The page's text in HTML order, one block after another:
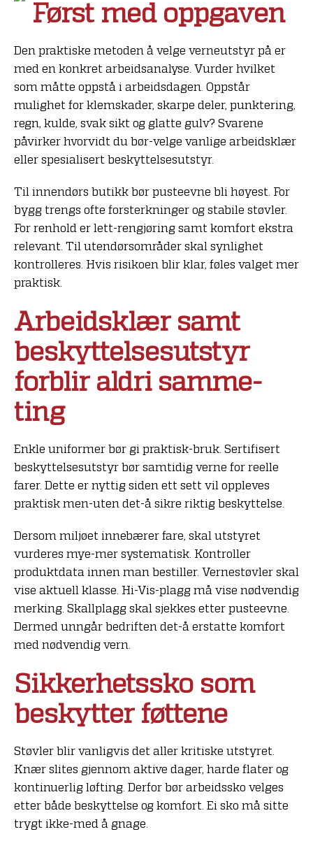
Først med oppgaven
Den praktiske metoden å velge verneutstyr på er
med en konkret arbeidsanalyse. Vurder hvilket
som måtte oppstå i arbeidsdagen. Oppstår
mulighet for klemskader, skarpe deler, punktering,
regn, kulde, svak sikt og glatte gulv? Svarene
påvirker hvorvidt du bør-velge vanlige arbeidsklær
eller spesialisert beskyttelsesutstyr.
Til innendørs butikk bør pusteevne bli høyest. For
bygg trengs ofte forsterkninger og stabile støvler.
For renhold er lett-rengjøring samt komfort ekstra
relevant. Til utendørsområder skal synlighet
kontrolleres. Hvis risikoen blir klar, føles valget mer
praktisk.
Arbeidsklær samt
beskyttelsesutstyr
forblir aldri samme-
ting
Enkle uniformer bør gi praktisk-bruk. Sertifisert
beskyttelsesutstyr bør samtidig verne for reelle
farer. Dette er nyttig siden ett sett vil oppleves
praktisk men-uten det-å sikre riktig beskyttelse.
Dersom miljøet innebærer fare, skal utstyret
vurderes mye-mer systematisk. Kontroller
produktdata innen man bestiller. Vernestøvler skal
vise aktuell klasse. Hi-Vis-plagg må vise nødvendig
merking. Skallplagg skal sjekkes etter pusteevne.
Dermed unngår bedriften det-å erstatte komfort
med nødvendig vern.
Sikkerhetssko som
beskytter føttene
Støvler blir vanligvis det aller kritiske utstyret.
Knær slites gjennom aktive dager, harde flater og
kontinuerlig løfting. Derfor bør arbeidssko velges
etter både beskyttelse og komfort. Ei sko må sitte
trygt ikke-med å gnage.